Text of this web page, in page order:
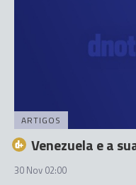
ARTIGOS
Venezuela e a
30 Nov 02:00